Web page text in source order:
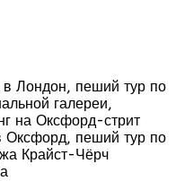
в Лондон, пеший тур по
галереи,
на Оксфорд-стрит
Оксфорд, пеший тур по
Крайст-Чёрч